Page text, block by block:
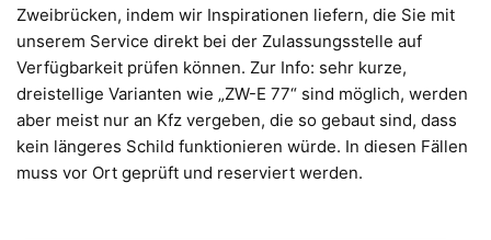
Zweibrücken, indem wir Inspirationen liefern, die Sie mit
unserem Service direkt bei der Zulassungsstelle auf
Verfügbarkeit prüfen können. Zur Info: sehr kurze,
dreistellige Varianten wie „ZW-E 77“ sind möglich, werden
aber meist nur an Kfz vergeben, die so gebaut sind, dass
kein längeres Schild funktionieren würde. In diesen Fällen
muss vor Ort geprüft und reserviert werden.